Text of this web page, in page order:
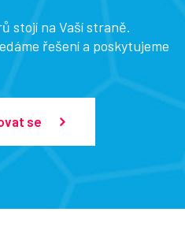
stojí na Vaší straně.
řešení a poskytujeme
se